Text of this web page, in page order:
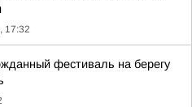
17:32
фестиваль на берегу